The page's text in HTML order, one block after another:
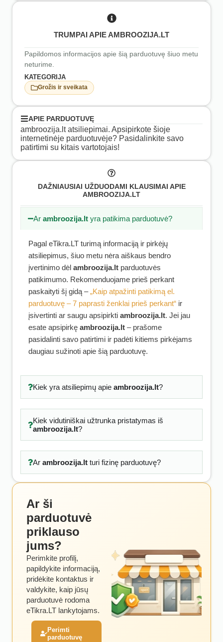
TRUMPAI APIE AMBROOZIJA.LT
Papildomos informacijos apie šią parduotuvę šiuo metu
neturime.
KATEGORIJA
Grožis ir sveikata
APIE PARDUOTUVĘ
ambroozija.lt atsiliepimai. Apsipirkote šioje
internetinėje parduotuvėje? Pasidalinkite savo
patirtimi su kitais vartotojais!
DAŽNIAUSIAI UŽDUODAMI KLAUSIMAI APIE
AMBROOZIJA.LT
Arambroozija.lt yra patikima parduotuvė?
Pagal eTikra.LT turimą informaciją ir pirkėjų
atsiliepimus, šiuo metu nėra aiškaus bendro
įvertinimo dėl ambroozija.lt parduotuvės
patikimumo. Rekomenduojame prieš perkant
paskaityti šį gidą –„Kaip atpažinti patikimą el.
parduotuvę – 7 paprasti ženklai prieš perkant“ ir
įsivertinti ar saugu apsipirkti ambroozija.lt. Jei jau
esate apsipirkę ambroozija.lt – prašome
pasidalinti savo patirtimi ir padėti kitiems pirkėjams
daugiau sužinoti apie šią parduotuvę.
Kiek yra atsiliepimų apie ambroozija.lt?
Kiek vidutiniškai užtrunka pristatymas iš
ambroozija.lt?
Ar ambroozija.ltturi fizinę parduotuvę?
Ar ši
parduotuvė
priklauso
jums?
Perimkite profilį,
papildykite informaciją,
pridėkite kontaktus ir
valdykite, kaip jūsų
parduotuvė rodoma
eTikra.LT lankytojams.
Perimti
parduotuvę